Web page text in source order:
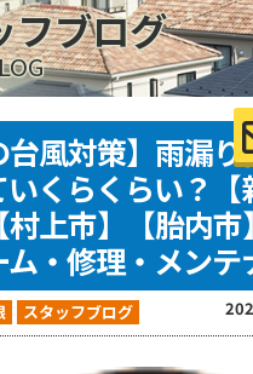
フブログ
台風対策】雨漏
いくらくらい？【
上市】【胎内市
ム・修理・メンテ
スタッフブログ